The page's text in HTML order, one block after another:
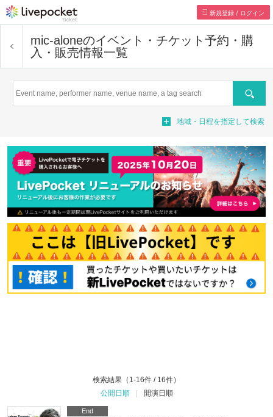
新規登録 / ログイン
mic-aloneのイベント・チケット予約・購
入・販売情報一覧
Search
地域・日程を指定して検索
検索結果（1-16件 / 16件）
公開日順
開演日順
End